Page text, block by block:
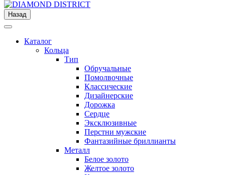
Назад
Каталог
Кольца
Тип
Обручальные
Помолвочные
Классические
Дизайнерские
Дорожка
Сердце
Эксклюзивные
Перстни мужские
Фантазийные бриллианты
Металл
Белое золото
Желтое золото